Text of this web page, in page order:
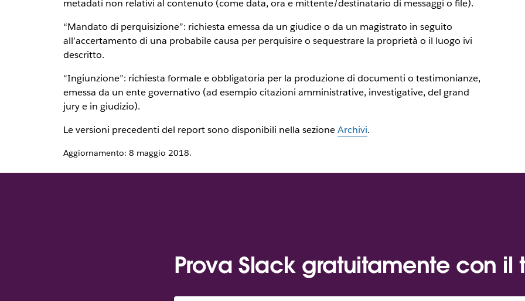
metadati non relativi al contenuto (come data, ora e mittente/destinatario di messaggi o file).
“Mandato di perquisizione”: richiesta emessa da un giudice o da un magistrato in seguito
all’accertamento di una probabile causa per perquisire o sequestrare la proprietà o il luogo ivi
descritto.
“Ingiunzione”: richiesta formale e obbligatoria per la produzione di documenti o testimonianze,
emessa da un ente governativo (ad esempio citazioni amministrative, investigative, del grand
jury e in giudizio).
Le versioni precedenti del report sono disponibili nella sezioneArchivi.
Aggiornamento: 8 maggio 2018.
Prova Slack gratuitamente con il